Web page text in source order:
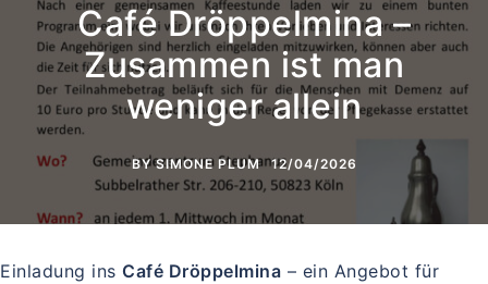
Café Dröppelmina –
Zusammen ist man
weniger allein
BYSIMONE PLUM 12/04/2026
Einladung ins Café Dröppelmina – ein Angebot für